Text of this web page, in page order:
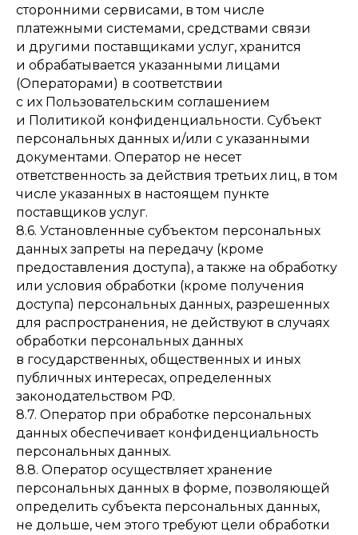
сторонними сервисами, в том числе
платежными системами, средствами связи
и другими поставщиками услуг, хранится
и обрабатывается указанными лицами
(Операторами) в соответствии
с их Пользовательским соглашением
и Политикой конфиденциальности. Субъект
персональных данных и/или с указанными
документами. Оператор не несет
ответственность за действия третьих лиц, в том
числе указанных в настоящем пункте
поставщиков услуг.
8.6. Установленные субъектом персональных
данных запреты на передачу (кроме
предоставления доступа), а также на обработку
или условия обработки (кроме получения
доступа) персональных данных, разрешенных
для распространения, не действуют в случаях
обработки персональных данных
в государственных, общественных и иных
публичных интересах, определенных
законодательством РФ.
8.7. Оператор при обработке персональных
данных обеспечивает конфиденциальность
персональных данных.
8.8. Оператор осуществляет хранение
персональных данных в форме, позволяющей
определить субъекта персональных данных,
не дольше, чем этого требуют цели обработки